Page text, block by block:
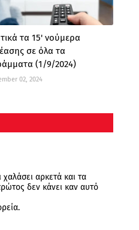
τα 15' νούμερα
σε όλα τα
(1/9/2024)
02, 2024
αρκετά και τα
δεν κάνει καν αυτό